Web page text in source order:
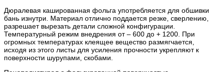
Дюралевая кашированная фольга употребляется для обшивки
бань изнутри. Материал отлично поддается резке, сверлению,
разрешает вырезать детали сложной конфигурации.
Температурный режим внедрения от – 600 до + 1200. При
огромных температурах клеящее вещество размягчается,
исходя из этого листы для усиления прочности укрепляют к
поверхности шурупами, скобами.